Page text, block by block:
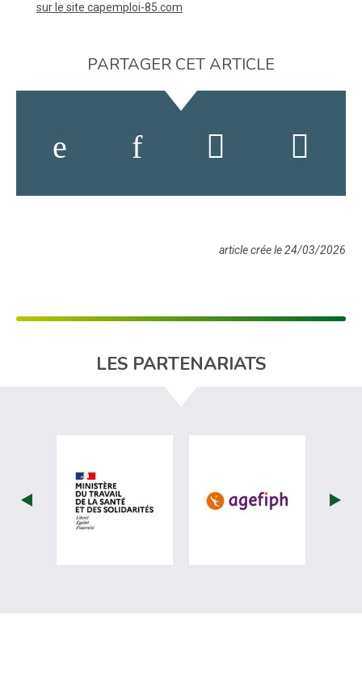
sur le site capemploi-85.com
PARTAGER CET ARTICLE
article crée le 24/03/2026
LES PARTENARIATS
visiter les site de Ministère du travail
visiter les